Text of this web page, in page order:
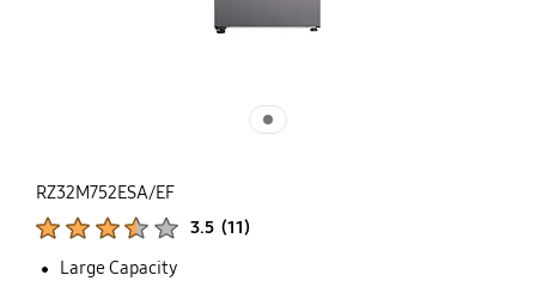
RZ32M752ESA/EF
3.5 (11)
Large Capacity